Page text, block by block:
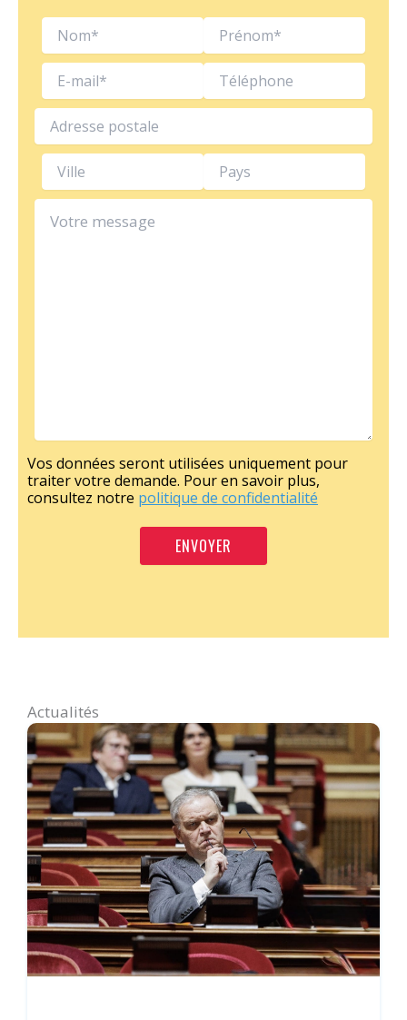
Vos données seront utilisées uniquement pour
traiter votre demande. Pour en savoir plus,
consultez notre politique de confidentialité
Actualités